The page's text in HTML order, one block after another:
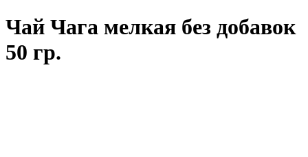
Чай Чага мелкая без добавок
50 гр.